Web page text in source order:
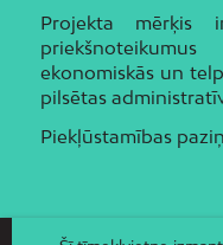
Projekta mērķis
ekonomiskās un
pilsētas
Piekļūstamības